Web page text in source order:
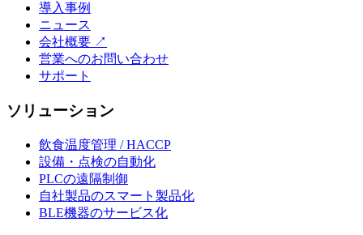
導入事例
ニュース
会社概要 ↗
営業へのお問い合わせ
サポート
ソリューション
飲食温度管理 / HACCP
設備・点検の自動化
PLCの遠隔制御
自社製品のスマート製品化
BLE機器のサービス化